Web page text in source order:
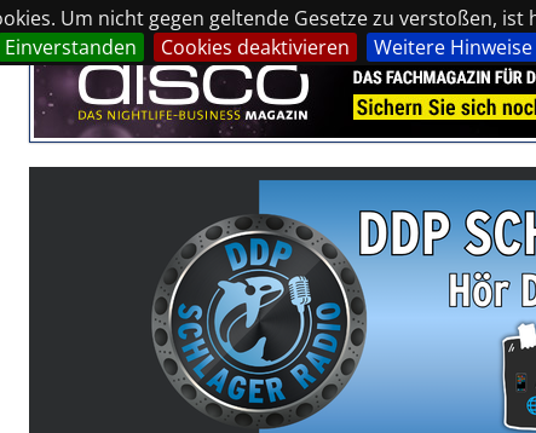
Um nicht gegen geltende Gesetze zu verstoßen,
Einverstanden
Cookies deaktivieren Weitere Hinweise